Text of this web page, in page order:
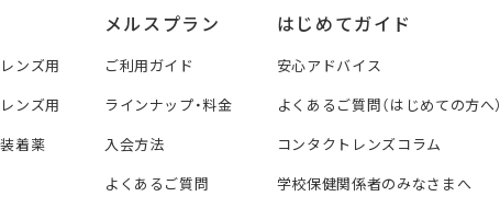
ンズ用
ンズ用
着薬
メルスプラン
ご利用ガイド
ラインナップ・料金
入会方法
よくあるご質問
はじめてガイド
安心アドバイス
よくあるご質問（はじめての方へ）
コンタクトレンズコラム
学校保健関係者のみなさまへ